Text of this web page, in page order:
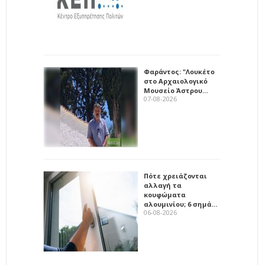
Φαράντος: "Λουκέτο
στο Αρχαιολογικό
Μουσείο Άστρου…
07-08-2026
Πότε χρειάζονται
αλλαγή τα
κουφώματα
αλουμινίου; 6 σημά…
06-08-2026